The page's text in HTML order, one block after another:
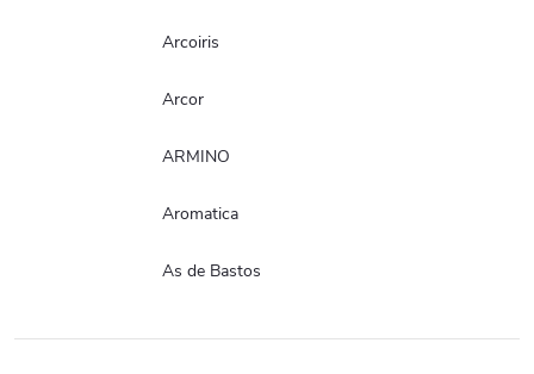
Arcoiris
Arcor
ARMINO
Aromatica
As de Bastos